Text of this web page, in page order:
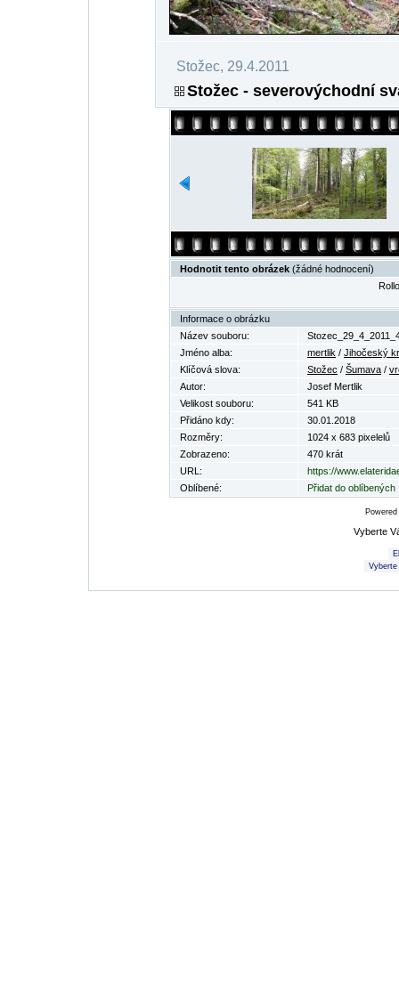
Stožec, 29.4.2011
Stožec - severovýchodní
Hodnotit tento obrázek (žádné hodnocení)
Informace o obrázku
Název souboru:
Jméno alba:
mertlik / Jihočeský
Klíčová slova:
Stožec / Šumava /
Autor:
Josef Mertlik
Velikost souboru:
541 KB
Přidáno kdy:
30.01.2018
Rozměry:
1024 x 683 pixelelů
Zobrazeno:
470 krát
URL:
https://
Oblíbené:
Přidat do oblíbených
Vyberte